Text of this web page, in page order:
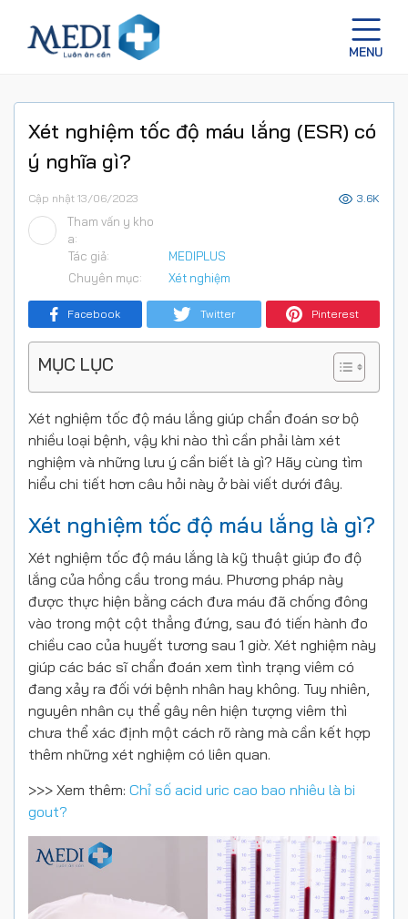
Xét nghiệm tốc độ máu lắng (ESR) có
ý nghĩa gì?
Cập nhật 13/06/2023 3.6K
Tham vấn y kho
a:
Tác giả:
MEDIPLUS
Chuyên mục:
Xét nghiệm
Facebook Twitter Pinterest
MỤC LỤC
Xét nghiệm tốc độ máu lắng giúp chẩn đoán sơ bộ
nhiều loại bệnh, vậy khi nào thì cần phải làm xét
nghiệm và những lưu ý cần biết là gì? Hãy cùng tìm
hiểu chi tiết hơn câu hỏi này ở bài viết dưới đây.
Xét nghiệm tốc độ máu lắng là gì?
Xét nghiệm tốc độ máu lắng là kỹ thuật giúp đo độ
lắng của hồng cầu trong máu. Phương pháp này
được thực hiện bằng cách đưa máu đã chống đông
vào trong một cột thẳng đứng, sau đó tiến hành đo
chiều cao của huyết tương sau 1 giờ. Xét nghiệm này
giúp các bác sĩ chẩn đoán xem tình trạng viêm có
đang xảy ra đối với bệnh nhân hay không. Tuy nhiên,
nguyên nhân cụ thể gây nên hiện tượng viêm thì
chưa thể xác định một cách rõ ràng mà cần kết hợp
thêm những xét nghiệm có liên quan.
>>> Xem thêm: Chỉ số acid uric cao bao nhiêu là bi
gout?